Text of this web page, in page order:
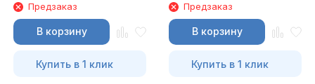
Предзаказ
В корзину
Купить в 1 клик
Предзаказ
В корзину
Купить в 1 клик